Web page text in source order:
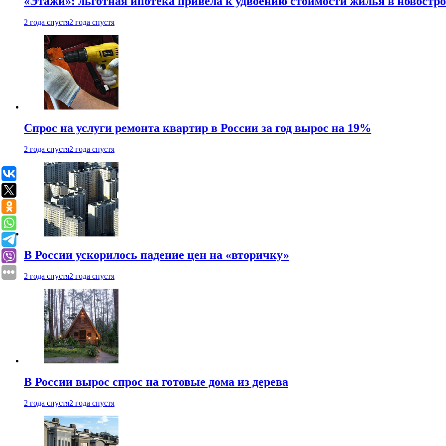
2 года спустя2 года спустя
Спрос на услуги ремонта квартир в России за год вырос на 19%
2 года спустя2 года спустя
В России ускорилось падение цен на «вторичку»
2 года спустя2 года спустя
В России вырос спрос на готовые дома из дерева
2 года спустя2 года спустя